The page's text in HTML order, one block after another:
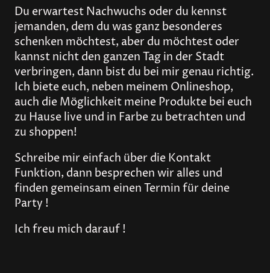
Du erwartest Nachwuchs oder du kennst
jemanden, dem du was ganz besonderes
schenken möchtest, aber du möchtest oder
kannst nicht den ganzen Tag in der Stadt
verbringen, dann bist du bei mir genau richtig.
Ich biete euch, neben meinem Onlineshop,
auch die Möglichkeit meine Produkte bei euch
zu Hause live und in Farbe zu betrachten und
zu shoppen!
Schreibe mir einfach über die Kontakt
Funktion, dann besprechen wir alles und
finden gemeinsam einen Termin für deine
Party !
Ich freu mich darauf !